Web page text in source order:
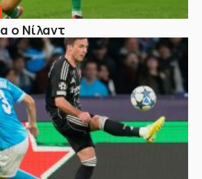
ο Νίλαντ